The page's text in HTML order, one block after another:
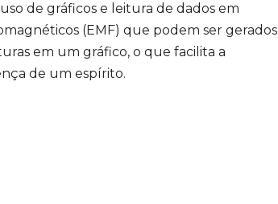
de gráficos e leitura de dados em
(EMF) que podem ser gerados
em um gráfico, o que facilita a
de um espírito.